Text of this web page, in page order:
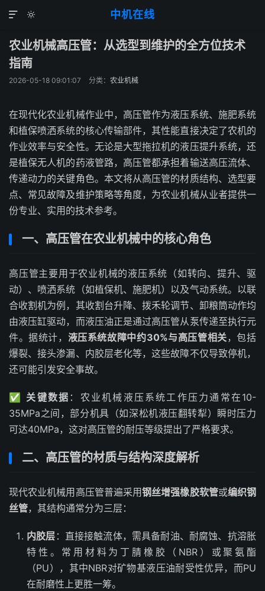
中机在线


农业机械高压管：从选型到维护的全方位技术
指南
2026-05-18 09:01:07 分类： 农业机械
在现代化农业机械作业中，高压管作为液压系统、施肥系统
和植保喷洒系统的核心传输部件，其性能直接决定了农机的
作业效率与安全性。无论是大型拖拉机的液压提升系统，还
是植保无人机的药液管路，高压管都承担着输送高压流体、
传递动力的关键角色。本文将从高压管的材质结构、选型要
点、常见故障及维护策略等角度，为农业机械从业者提供一
份专业、实用的技术参考。
一、高压管在农业机械中的核心角色
高压管主要用于农业机械的液压系统（如转向、提升、驱
动）、喷洒系统（如植保机、施肥机）以及气动系统。以联
合收割机为例，其收割台升降、拨禾轮调节、卸粮筒动作均
由液压缸驱动，而液压油正是通过高压管从泵传递至执行元
件。据统计， 液压系统故障中约30%与高压管相关，包括
爆裂、接头渗漏、内胶层老化等，这些故障不仅导致停机，
还可能引发安全事故。
✅ 关键数据 ：农业机械液压系统工作压力通常在10-
35MPa之间，部分机具（如深松机液压翻转犁）瞬时压力
可达40MPa，这对高压管的耐压等级提出了严格要求。
二、高压管的材质与结构深度解析
现代农业机械用高压管普遍采用钢丝增强橡胶软管或编织钢
丝管，其结构通常分为三层：
内胶层 ：直接接触流体，需具备耐油、耐腐蚀、抗溶胀
特性。常用材料为丁腈橡胶（NBR）或聚氨酯
（PU），其中NBR对矿物基液压油耐受性优异，而PU
在耐磨性上更胜一筹。